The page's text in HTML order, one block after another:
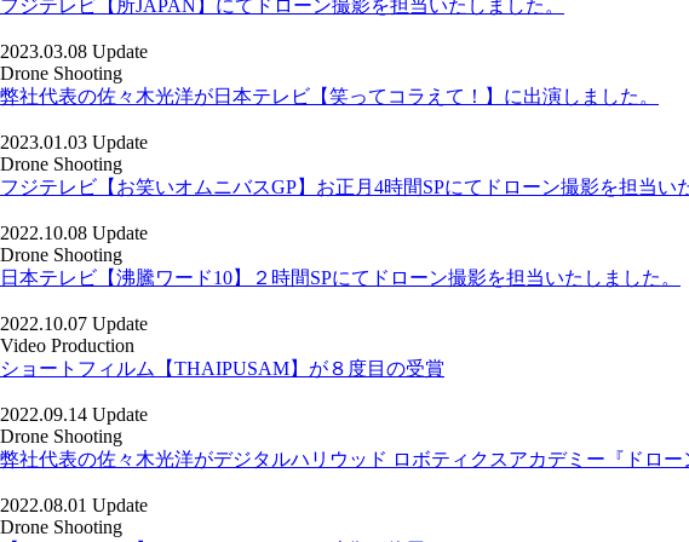
フジテレビ【所JAPAN】にてドローン撮影を担当いたしました。
2023.03.08 Update
Drone Shooting
弊社代表の佐々木光洋が日本テレビ【笑ってコラえて！】に出演しました。
2023.01.03 Update
Drone Shooting
フジテレビ【お笑いオムニバスGP】お正月4時間SPにてドローン撮影を担当い
2022.10.08 Update
Drone Shooting
日本テレビ【沸騰ワード10】２時間SPにてドローン撮影を担当いたしました。
2022.10.07 Update
Video Production
ショートフィルム【THAIPUSAM】が８度目の受賞
2022.09.14 Update
Drone Shooting
弊社代表の佐々木光洋がデジタルハリウッド ロボティクスアカデミー『ドロ
2022.08.01 Update
Drone Shooting